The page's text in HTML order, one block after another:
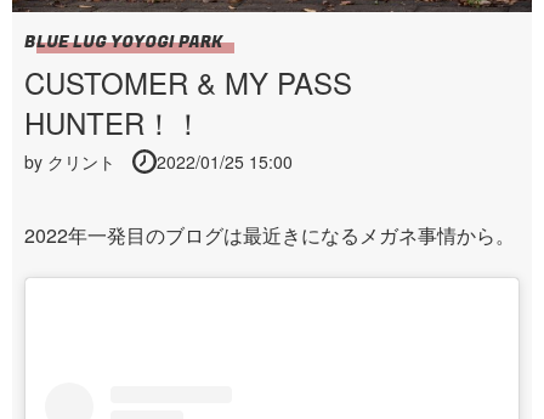
BLUE LUG YOYOGI PARK
CUSTOMER & MY PASS
HUNTER！！
by クリント 2022/01/25 15:00
2022年一発目のブログは最近きになるメガネ事情から。